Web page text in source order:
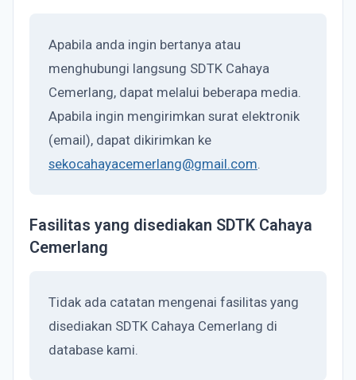
Apabila anda ingin bertanya atau
menghubungi langsung SDTK Cahaya
Cemerlang, dapat melalui beberapa media.
Apabila ingin mengirimkan surat elektronik
(email), dapat dikirimkan ke
sekocahayacemerlang@gmail.com.
Fasilitas yang disediakan SDTK Cahaya
Cemerlang
Tidak ada catatan mengenai fasilitas yang
disediakan SDTK Cahaya Cemerlang di
database kami.